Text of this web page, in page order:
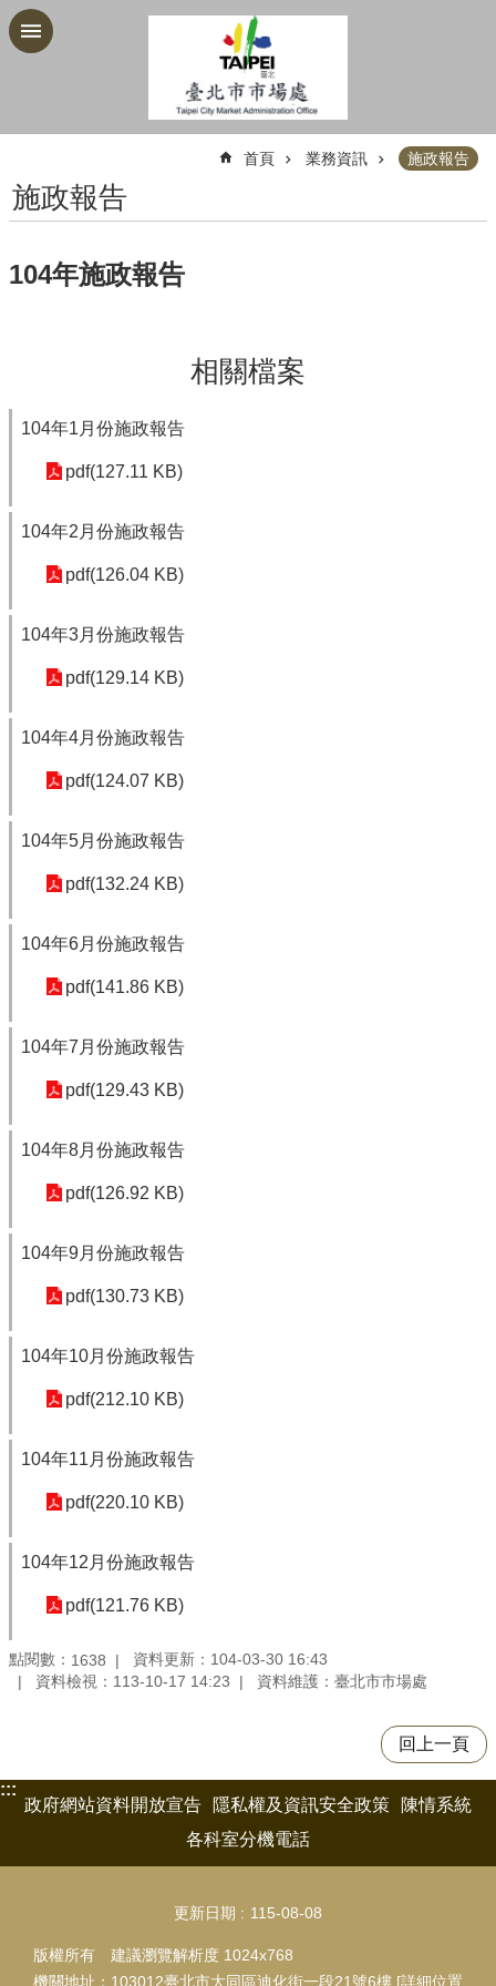
跳到主要內容區塊
首頁 業務資訊 施政報告
施政報告
104年施政報告
相關檔案
104年1月份施政報告
pdf(127.11 KB)
104年2月份施政報告
pdf(126.04 KB)
104年3月份施政報告
pdf(129.14 KB)
104年4月份施政報告
pdf(124.07 KB)
104年5月份施政報告
pdf(132.24 KB)
104年6月份施政報告
pdf(141.86 KB)
104年7月份施政報告
pdf(129.43 KB)
104年8月份施政報告
pdf(126.92 KB)
104年9月份施政報告
pdf(130.73 KB)
104年10月份施政報告
pdf(212.10 KB)
104年11月份施政報告
pdf(220.10 KB)
104年12月份施政報告
pdf(121.76 KB)
點閱數： 1638
資料更新：104-03-30 16:43
資料檢視：113-10-17 14:23
資料維護：臺北市市場處
回上一頁
:::
政府網站資料開放宣告
隱私權及資訊安全政策
陳情系統
各科室分機電話
更新日期 115-08-08
版權所有 建議瀏覽解析度 1024x768
機關地址：103012臺北市大同區迪化街一段21號6樓 [詳細位置